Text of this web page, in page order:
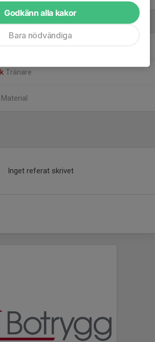
Tränare
Material
Inget referat skrivet
Godkänn alla kakor
Bara nödvändiga